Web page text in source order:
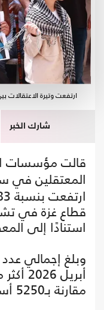
ارتفعت وتيرة الاعتقالات
شارك الخبر
قالت مؤسسات
المعتقلين في
استنادًا إلى
وبلغ إجمالي
مقارنة بـ5250 أسيرا وأسيرة قبل اندلاعها.